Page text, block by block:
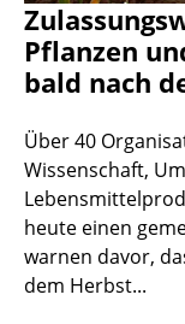
Pflanzen
bald nach
Über 40
Wissenschaft,
heute einen
warnen davor,
dem Herbst...